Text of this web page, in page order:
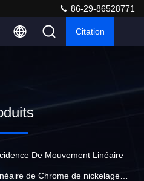
86-29-86528771
Citation
De Mouvement Linéaire
de Chrome de nickelage